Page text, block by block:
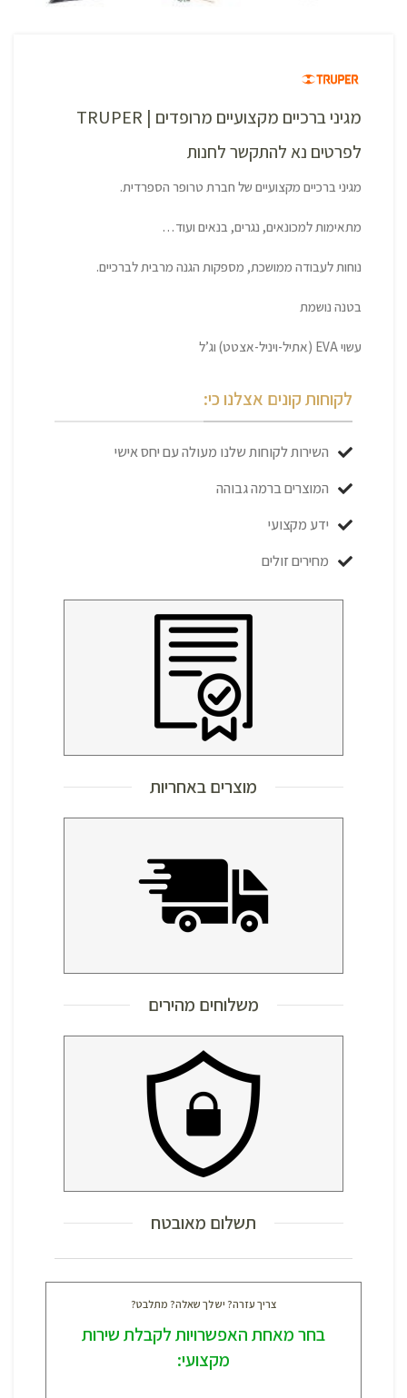
מגיני ברכיים מקצועיים מרופדים | TRUPER
לפרטים נא להתקשר לחנות
מגיני ברכיים מקצועיים של חברת טרופר הספרדית.
מתאימות למכונאים, נגרים, בנאים ועוד…
נוחות לעבודה ממושכת, מספקות הגנה מרבית לברכיים.
בטנה נושמת
עשוי EVA (אתיל-ויניל-אצטט) וג’ל
לקוחות קונים אצלנו כי:
השירות לקוחות שלנו מעולה עם יחס אישי
המוצרים ברמה גבוהה
ידע מקצועי
מחירים זולים
מוצרים באחריות
משלוחים מהירים
תשלום מאובטח
צריך עזרה? יש לך שאלה? מתלבט?
בחר מאחת האפשרויות לקבלת שירות
מקצועי: